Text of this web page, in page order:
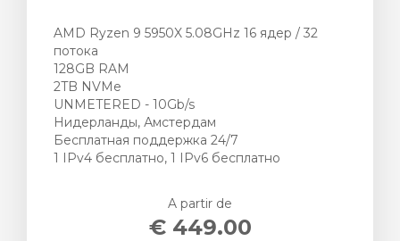
AMD Ryzen 9 5950X 5.08GHz 16 ядер / 32
потока
128GB RAM
2TB NVMe
UNMETERED - 10Gb/s
Нидерланды, Амстердам
Бесплатная поддержка 24/7
1 IPv4 бесплатно, 1 IPv6 бесплатно
A partir de
€ 449.00